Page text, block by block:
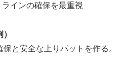
インの確保を最重視
と安全な上りパットを作る。